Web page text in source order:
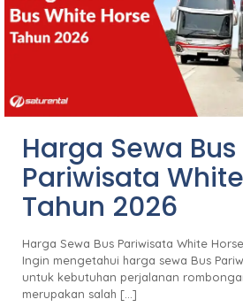
Harga Sewa Bus
Pariwisata
Tahun 2026
Harga Sewa Bus Pariwisata White
Ingin mengetahui harga sewa Bus
untuk kebutuhan perjalanan
merupakan salah […]